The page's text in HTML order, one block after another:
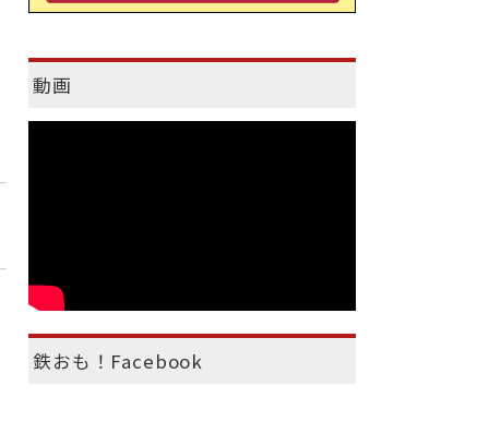
動画
鉄おも！Facebook